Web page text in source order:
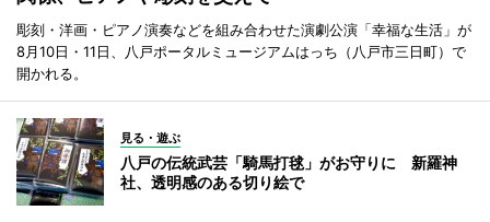
彫刻・洋画・ピアノ演奏などを組み合わせた演劇公演「幸福な生活」が
8月10日・11日、八戸ポータルミュージアムはっち（八戸市三日町）で
開かれる。
見る・遊ぶ
八戸の伝統武芸「騎馬打毬」がお守りに 新羅神
社、透明感のある切り絵で